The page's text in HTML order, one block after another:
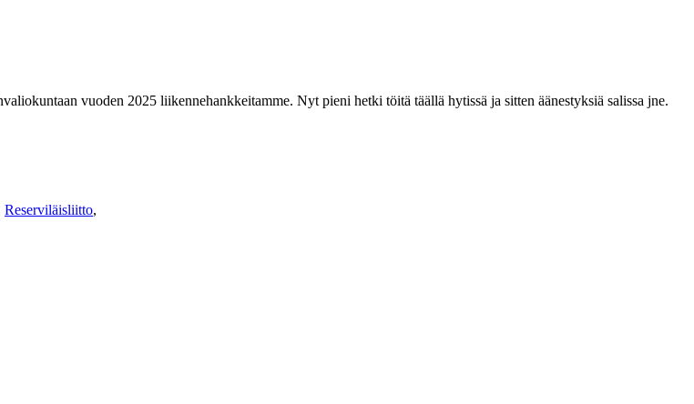
vuoden 2025 liikennehankkeitamme. Nyt pieni hetki töitä täällä hytissä ja sitten äänestyksiä salissa jne.
Reserviläisliitto,